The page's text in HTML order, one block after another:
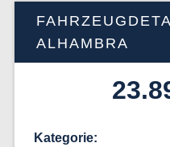
ALHAMBRA
Kategorie